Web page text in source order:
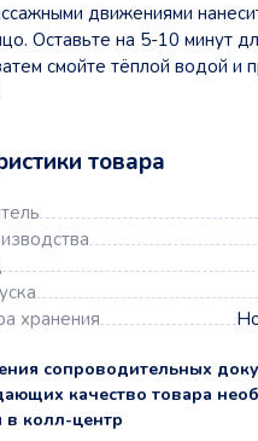
движениями
Оставьте на 5-10 минут
смойте тёплой водой и
товара
хранения
сопроводительных
качество товара
в колл-центр